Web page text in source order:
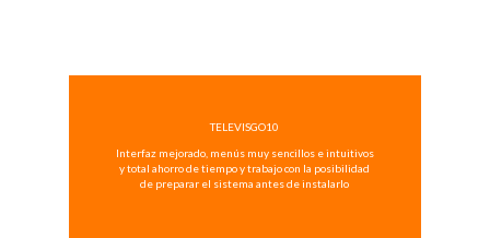
TELEVISGO10
Interfaz mejorado, menús muy sencillos e intuitivos
y total ahorro de tiempo y trabajo con la posibilidad
de preparar el sistema antes de instalarlo